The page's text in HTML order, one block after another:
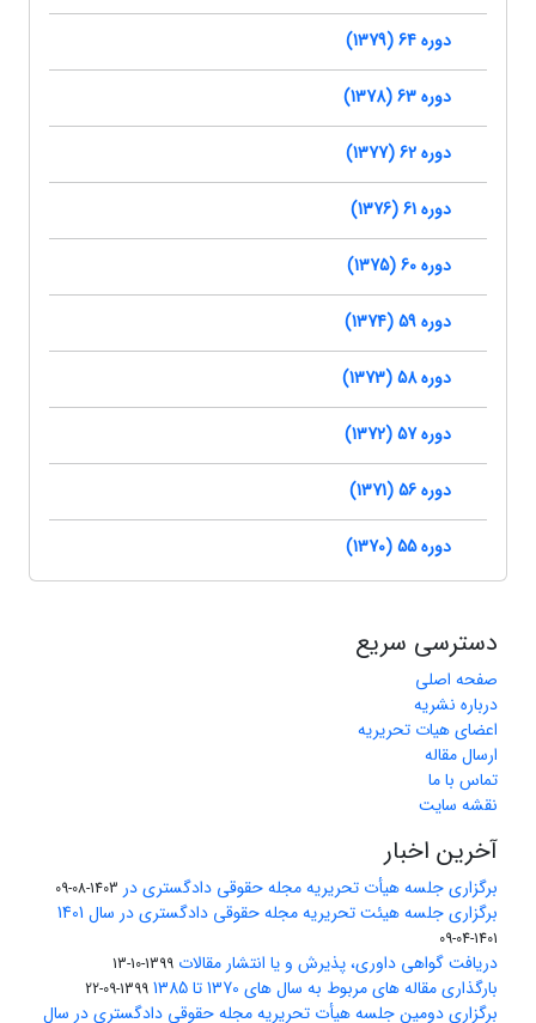
دوره 64 (1379)
دوره 63 (1378)
دوره 62 (1377)
دوره 61 (1376)
دوره 60 (1375)
دوره 59 (1374)
دوره 58 (1373)
دوره 57 (1372)
دوره 56 (1371)
دوره 55 (1370)
دسترسی سریع
صفحه اصلی
درباره نشریه
اعضای هیات تحریریه
ارسال مقاله
تماس با ما
نقشه سایت
آخرین اخبار
برگزاری جلسه هیأت تحریریه مجله حقوقی دادگستری در 1403-08-09
برگزاری جلسه هیئت تحریریه مجله حقوقی دادگستری در سال 1401
1401-04-09
دریافت گواهی داوری، پذیرش و یا انتشار مقالات 1399-10-13
بارگذاری مقاله های مربوط به سال های 1370 تا 1385 1399-09-22
برگزاری دومین جلسه هیأت تحریریه مجله حقوقی دادگستری در سال